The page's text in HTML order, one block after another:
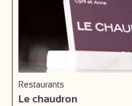
Restaurants
Le chaudron